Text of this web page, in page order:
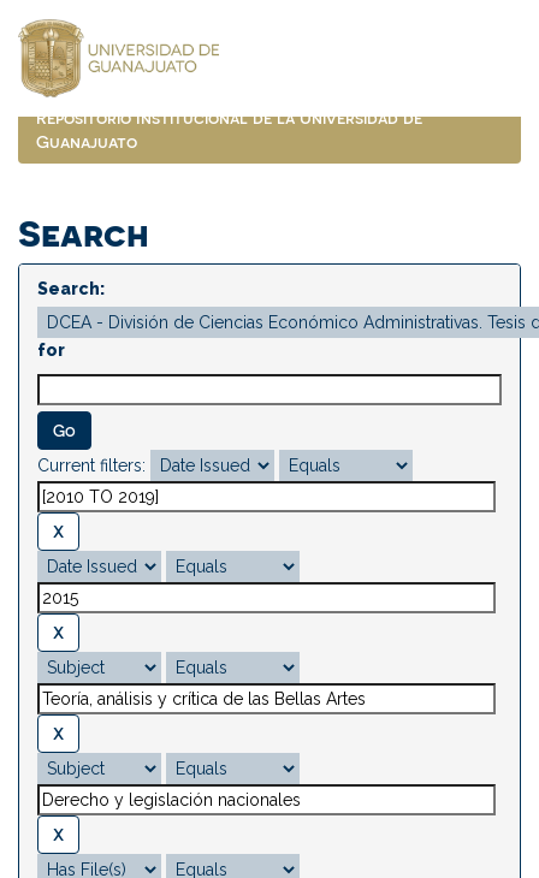
navigation
Repositorio Institucional de la Universidad de
Guanajuato
Search
Search:
for
Current filters: